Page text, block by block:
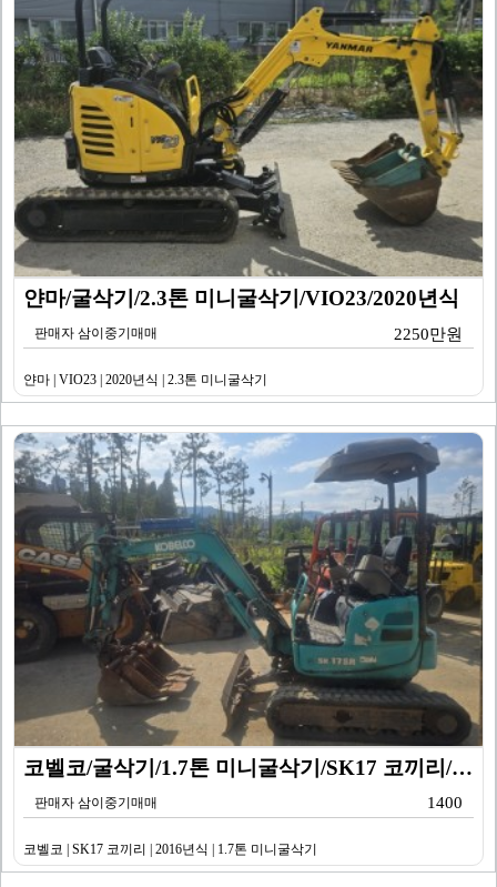
얀마/굴삭기/2.3톤 미니굴삭기/VIO23/2020년식
판매자 삼이중기매매 2250만원
얀마 | VIO23 | 2020년식 | 2.3톤 미니굴삭기
코벨코/굴삭기/1.7톤 미니굴삭기/SK17 코끼리/20…
판매자 삼이중기매매 1400
코벨코 | SK17 코끼리 | 2016년식 | 1.7톤 미니굴삭기